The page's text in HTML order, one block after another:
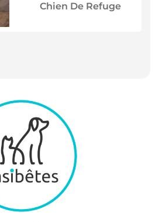
Chien De Refuge